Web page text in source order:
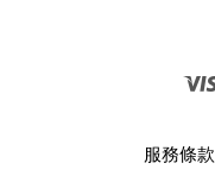
服務條款